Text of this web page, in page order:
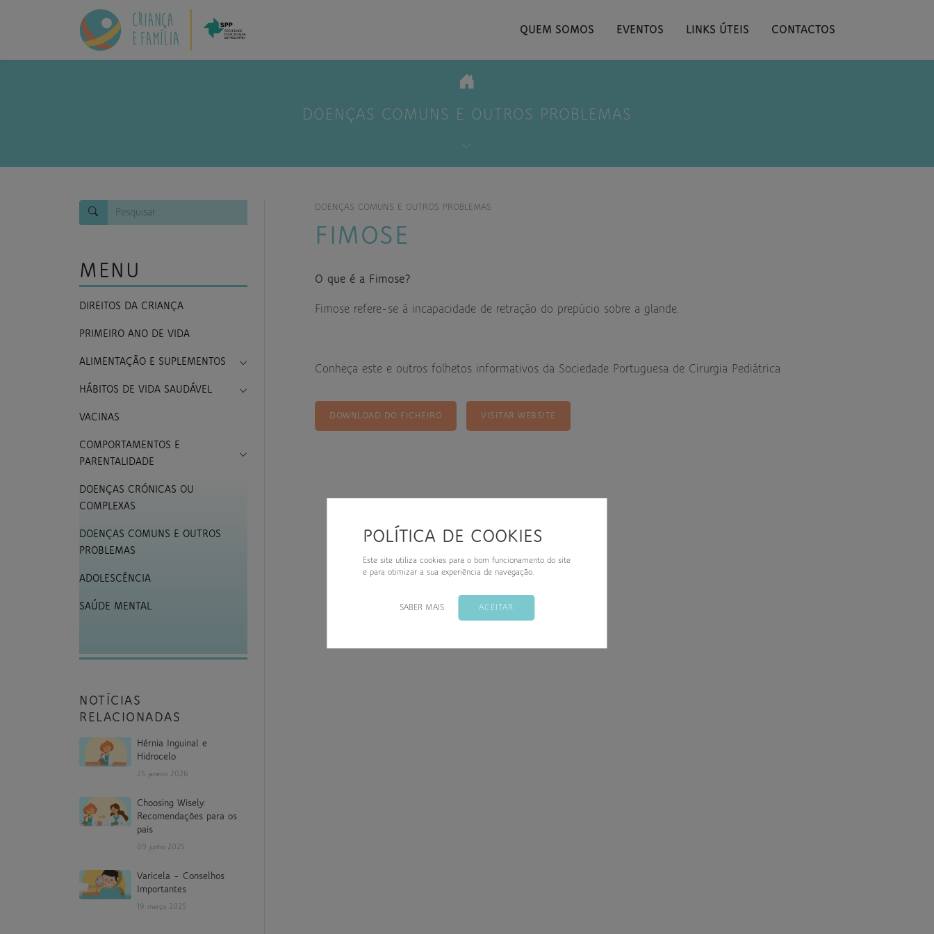
POLÍTICA DE COOKIES
Este site utiliza cookies para o bom funcionamento do site
e para otimizar a sua experiência de navegação.
SABER MAIS ACEITAR
QUEM SOMOS EVENTOS LINKS ÚTEIS CONTACTOS
DOENÇAS COMUNS E OUTROS PROBLEMAS
MENU
DIREITOS DA CRIANÇA
PRIMEIRO ANO DE VIDA
ALIMENTAÇÃO E SUPLEMENTOS Toggle Dropdown
HÁBITOS DE VIDA SAUDÁVEL
VACINAS
COMPORTAMENTOS E
PARENTALIDADE
DOENÇAS CRÓNICAS OU
COMPLEXAS
DOENÇAS COMUNS E OUTROS
PROBLEMAS
ADOLESCÊNCIA
SAÚDE MENTAL
NOTÍCIAS
RELACIONADAS
Hérnia Inguinal e
Hidrocelo
25 janeiro 2026
Choosing Wisely:
Recomendações para os
pais
09 junho 2025
Varicela – Conselhos
Importantes
19 março 2025
DOENÇAS COMUNS E OUTROS PROBLEMAS
FIMOSE
O que é a Fimose?
Fimose refere-se à incapacidade de retração do prepúcio sobre a glande.
Conheça este e outros folhetos informativos da Sociedade Portuguesa de Cirurgia Pediátrica
DOWNLOAD DO FICHEIRO VISITAR WEBSITE